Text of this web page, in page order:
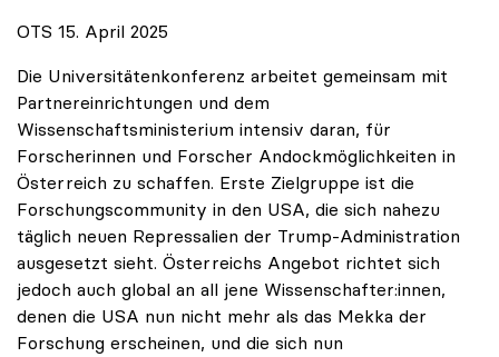
OTS 15. April 2025
Die Universitätenkonferenz arbeitet gemeinsam mit
Partnereinrichtungen und dem
Wissenschaftsministerium intensiv daran, für
Forscherinnen und Forscher Andockmöglichkeiten in
Österreich zu schaffen. Erste Zielgruppe ist die
Forschungscommunity in den USA, die sich nahezu
täglich neuen Repressalien der Trump-Administration
ausgesetzt sieht. Österreichs Angebot richtet sich
jedoch auch global an all jene Wissenschafter:innen,
denen die USA nun nicht mehr als das Mekka der
Forschung erscheinen, und die sich nun